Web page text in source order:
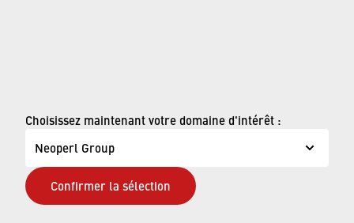
Choisissez maintenant votre domaine d'intérêt :
Neoperl Group
Confirmer la sélection
Mentions légales
Page de confidentialité